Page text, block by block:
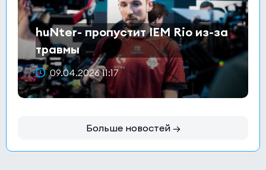
huNter- пропустит IEM Rio из-за
травмы
09.04.2026 11:17
Больше новостей →